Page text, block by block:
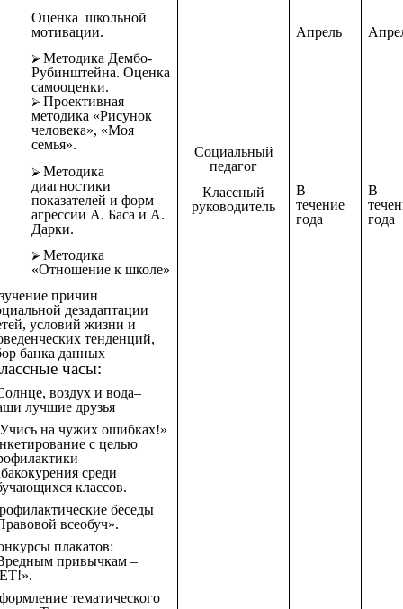
Оценка школьной
мотивации.
Методика Дембо-
Рубинштейна. Оценка
самооценки.
Проективная
методика «Рисунок
человека», «Моя
семья».
Методика
диагностики
показателей и форм
агрессии А. Баса и А.
Дарки.
Методика
«Отношение к школе»
причин
дезадаптации
условий жизни и
тенденций,
банка данных
часы:
воздух и вода–
лучшие друзья
на чужих ошибках!»
с целью
среди
классов.
беседы
всеобуч».
плакатов:
привычкам –
тематического
Социальный
педагог
Классный
руководитель
Апрель
В
течение
года
В
года